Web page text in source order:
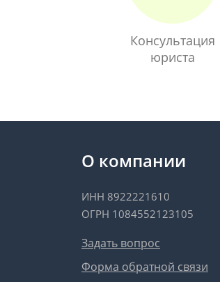
Консультация
юриста
О компании
ИНН 8922221610
ОГРН 1084552123105
Задать вопрос
Форма обратной связи